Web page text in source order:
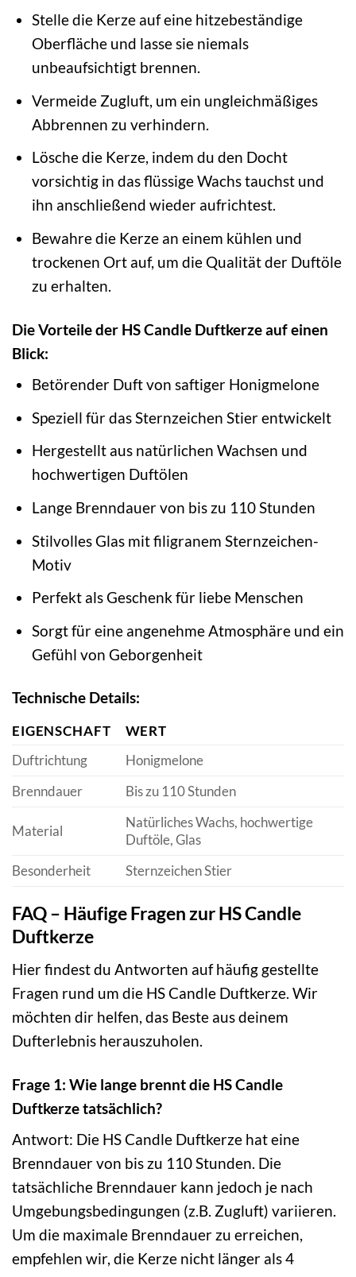
Stelle die Kerze auf eine hitzebeständige
Oberfläche und lasse sie niemals
unbeaufsichtigt brennen.
Vermeide Zugluft, um ein ungleichmäßiges
Abbrennen zu verhindern.
Lösche die Kerze, indem du den Docht
vorsichtig in das flüssige Wachs tauchst und
ihn anschließend wieder aufrichtest.
Bewahre die Kerze an einem kühlen und
trockenen Ort auf, um die Qualität der Duftöle
zu erhalten.
Die Vorteile der HS Candle Duftkerze auf einen
Blick:
Betörender Duft von saftiger Honigmelone
Speziell für das Sternzeichen Stier entwickelt
Hergestellt aus natürlichen Wachsen und
hochwertigen Duftölen
Lange Brenndauer von bis zu 110 Stunden
Stilvolles Glas mit filigranem Sternzeichen-
Motiv
Perfekt als Geschenk für liebe Menschen
Sorgt für eine angenehme Atmosphäre und ein
Gefühl von Geborgenheit
Technische Details:
EIGENSCHAFT
WERT
Duftrichtung
Honigmelone
Brenndauer
Bis zu 110 Stunden
Material
Natürliches Wachs, hochwertige
Duftöle, Glas
Besonderheit
Sternzeichen Stier
FAQ – Häufige Fragen zur HS Candle
Duftkerze
Hier findest du Antworten auf häufig gestellte
Fragen rund um die HS Candle Duftkerze. Wir
möchten dir helfen, das Beste aus deinem
Dufterlebnis herauszuholen.
Frage 1: Wie lange brennt die HS Candle
Duftkerze tatsächlich?
Antwort: Die HS Candle Duftkerze hat eine
Brenndauer von bis zu 110 Stunden. Die
tatsächliche Brenndauer kann jedoch je nach
Umgebungsbedingungen (z.B. Zugluft) variieren.
Um die maximale Brenndauer zu erreichen,
empfehlen wir, die Kerze nicht länger als 4